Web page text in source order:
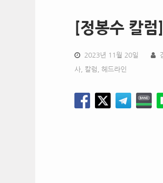
[정봉수 칼
2023년 11월 20일
사 칼럼 헤드라인